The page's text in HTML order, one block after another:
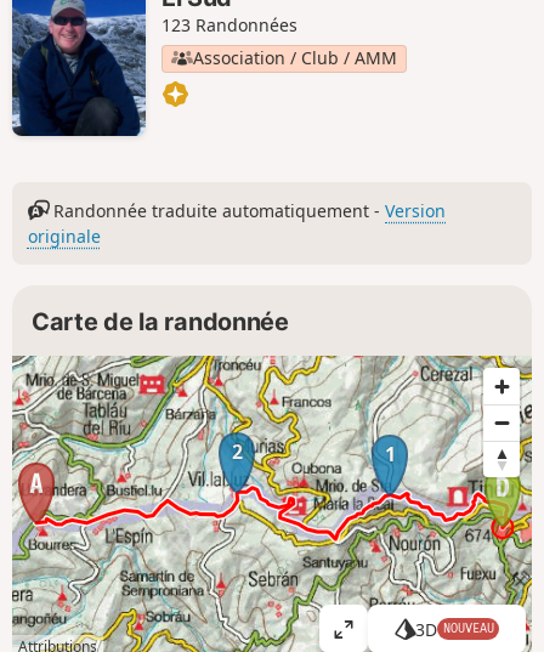
123 Randonnées
Association / Club / AMM
Randonnée traduite automatiquement -Version
originale
Carte de la randonnée
1
2
Attributions
A
3D NOUVEAU